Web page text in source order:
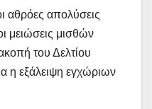
αθρόες απολύσεις
μειώσεις μισθών
του Δελτίου
η εξάλειψη εγχώριων